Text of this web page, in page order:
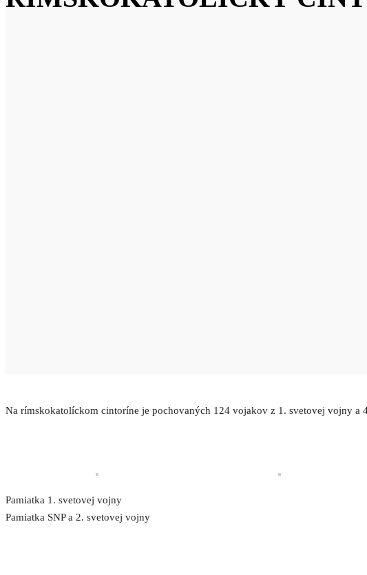
Na rímskokatolíckom cintoríne je pochovaných 124 vojakov z 1. svetovej vojny
Pamiatka 1. svetovej vojny
Pamiatka SNP a 2. svetovej vojny